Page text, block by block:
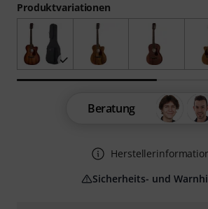
Produktvariationen
Beratung
Sicherheits- und